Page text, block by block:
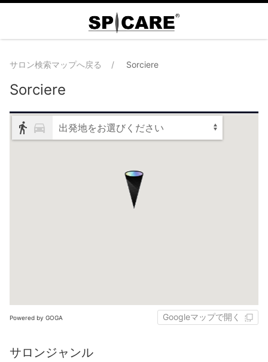
サロン検索マップへ戻る Sorciere
Sorciere
出発地をお選びください
Powered by GOGA Googleマップで開く
サロンジャンル